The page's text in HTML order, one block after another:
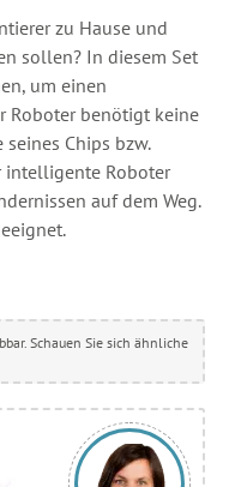
zu Hause und
sollen? In diesem Set
um einen
Roboter benötigt keine
Chips bzw.
intelligente Roboter
auf dem Weg.
Schauen Sie sich ähnliche